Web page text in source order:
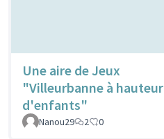
Une aire de Jeux
"Villeurbanne à hauteur
d'enfants"
Nanou29 2 0